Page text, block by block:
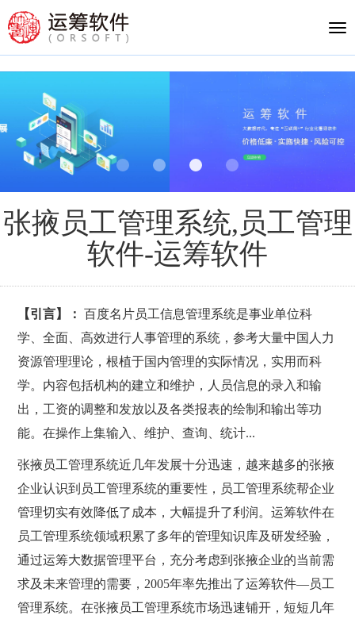
张掖员工管理系统,员工管理
软件-运筹软件
【引言】： 百度名片员工信息管理系统是事业单位科
学、全面、高效进行人事管理的系统，参考大量中国人力
资源管理理论，根植于国内管理的实际情况，实用而科
学。内容包括机构的建立和维护，人员信息的录入和输
出，工资的调整和发放以及各类报表的绘制和输出等功
能。在操作上集输入、维护、查询、统计...
张掖员工管理系统近几年发展十分迅速，越来越多的张掖
企业认识到员工管理系统的重要性，员工管理系统帮企业
管理切实有效降低了成本，大幅提升了利润。运筹软件在
员工管理系统领域积累了多年的管理知识库及研发经验，
通过运筹大数据管理平台，充分考虑到张掖企业的当前需
求及未来管理的需要，2005年率先推出了运筹软件—员工
管理系统。在张掖员工管理系统市场迅速铺开，短短几年